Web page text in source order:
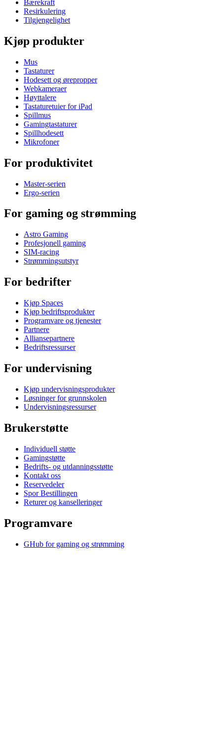
Bærekraft
Resirkulering
Tilgjengelighet
Kjøp produkter
Mus
Tastaturer
Hodesett og ørepropper
Webkameraer
Høyttalere
Tastaturetuier for iPad
Spillmus
Gamingtastaturer
Spillhodesett
Mikrofoner
For produktivitet
Master-serien
Ergo-serien
For gaming og strømming
Astro Gaming
Profesjonell gaming
SIM-racing
Strømmingsutstyr
For bedrifter
Kjøp Spaces
Kjøp bedriftsprodukter
Programvare og tjenester
Partnere
Alliansepartnere
Bedriftsressurser
For undervisning
Kjøp undervisningsprodukter
Løsninger for grunnskolen
Undervisningsressurser
Brukerstøtte
Individuell støtte
Gamingstøtte
Bedrifts- og utdanningsstøtte
Kontakt oss
Reservedeler
Spor Bestillingen
Returer og kanselleringer
Programvare
GHub for gaming og strømming